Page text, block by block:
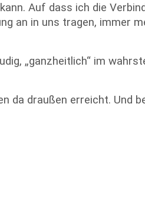
Auf dass ich die
an in uns tragen, immer
„ganzheitlich“ im
da draußen erreicht. Und